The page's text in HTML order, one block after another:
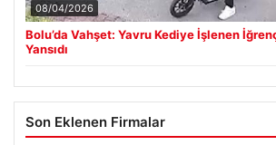
08/04/2026
Bolu’da Vahşet: Yavru Kediye İşlenen
Yansıdı
Son Eklenen Firmalar